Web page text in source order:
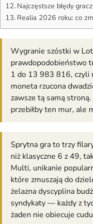
Najczęstsze błędy
Realia 2026 roku: co
Wygranie szóstki w
prawdopodobieństwo
1 do 13 983 816, czyli
moneta rzucona
zawsze tą samą
przebiłby ten mur, ale
Sprytna gra to trzy
niż klasyczne 6 z 49,
Multi, unikanie
które zmuszają do
żelazna dyscyplina
syndykaty — każdy z
żaden nie obiecuje